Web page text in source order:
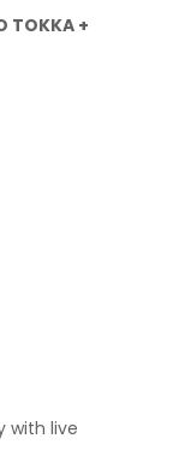
TOKKA +
with live